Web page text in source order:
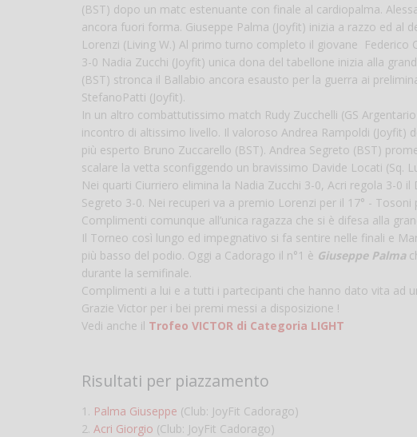
(BST) dopo un matc estenuante con finale al cardiopalma.
ancora fuori forma. Giuseppe Palma (Joyfit) inizia a razzo ed al
Lorenzi (Living W.) Al primo turno completo il giovane Federico
3-0 Nadia Zucchi (Joyfit) unica dona del tabellone inizia alla
(BST) stronca il Ballabio ancora esausto per la guerra ai
StefanoPatti (Joyfit).
In un altro combattutissimo match Rudy Zucchelli (GS
incontro di altissimo livello. Il valoroso Andrea Rampoldi (Joyfit)
più esperto Bruno Zuccarello (BST). Andrea Segreto (BST)
scalare la vetta sconfiggendo un bravissimo Davide Locati (Sq.
Nei quarti Ciurriero elimina la Nadia Zucchi 3-0, Acri regola 3-
Segreto 3-0. Nei recuperi va a premio Lorenzi per il 17° -
Complimenti comunque all’unica ragazza che si è difesa alla
Il Torneo così lungo ed impegnativo si fa sentire nelle finali e
più basso del podio. Oggi a Cadorago il n°1 è Giuseppe Palma
durante la semifinale.
Complimenti a lui e a tutti i partecipanti che hanno dato vita ad
Grazie Victor per i bei premi messi a disposizione !
Vedi anche il Trofeo VICTOR di Categoria LIGHT
Risultati per piazzamento
1. Palma Giuseppe (Club: JoyFit Cadorago)
2. Acri Giorgio (Club: JoyFit Cadorago)